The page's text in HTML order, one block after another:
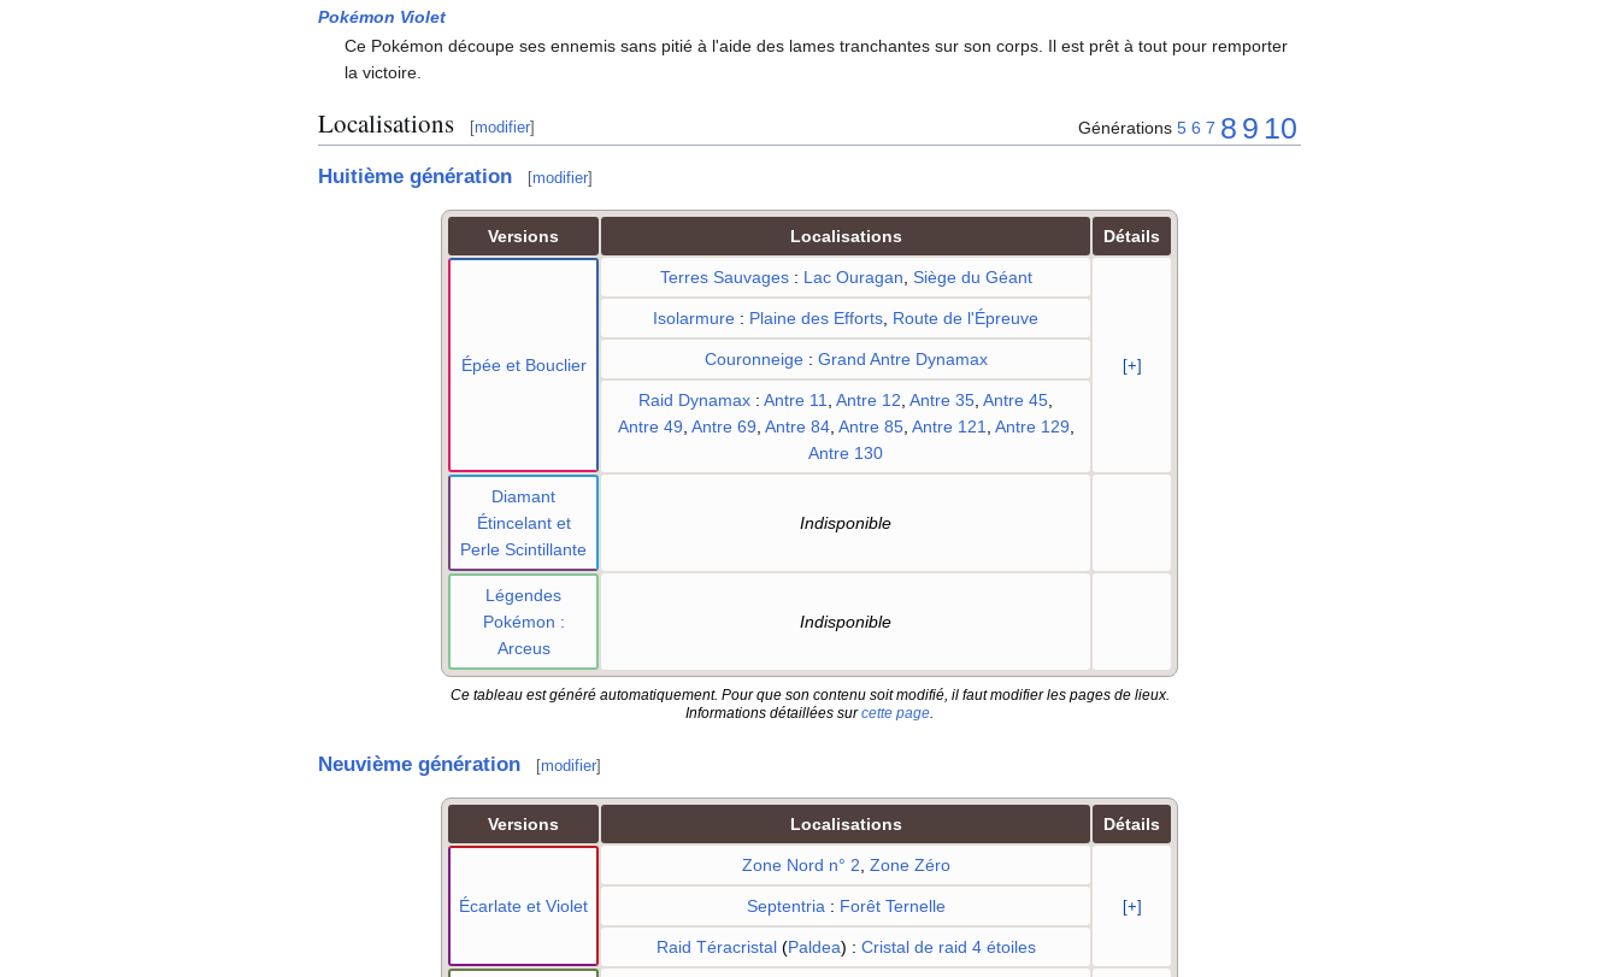
Pokémon Violet
Ce Pokémon découpe ses ennemis sans pitié à l'aide des lames tranchantes sur son corps. Il est prêt à tout pour remporter
la victoire.
Localisations [modifier] Générations 5 6 7 8 9 10
Huitième génération [modifier]
Versions Localisations Détails
Épée et Bouclier
Terres Sauvages : Lac Ouragan, Siège du Géant
[+]
Isolarmure : Plaine des Efforts, Route de l'Épreuve
Couronneige : Grand Antre Dynamax
Raid Dynamax : Antre 11, Antre 12, Antre 35, Antre 45,
Antre 49, Antre 69, Antre 84, Antre 85, Antre 121, Antre 129,
Antre 130
Diamant
Étincelant et
Perle Scintillante
Indisponible
Légendes
Pokémon :
Arceus
Indisponible
Ce tableau est généré automatiquement. Pour que son contenu soit modifié, il faut modifier les pages de lieux.
Informations détaillées surcette page
Neuvième génération [modifier]
Versions Localisations Détails
Écarlate et Violet
Zone Nord n° 2 Zone Zéro
[+]
Septentria : Forêt Ternelle
Raid Téracristal(Paldea) : Cristal de raid 4 étoiles